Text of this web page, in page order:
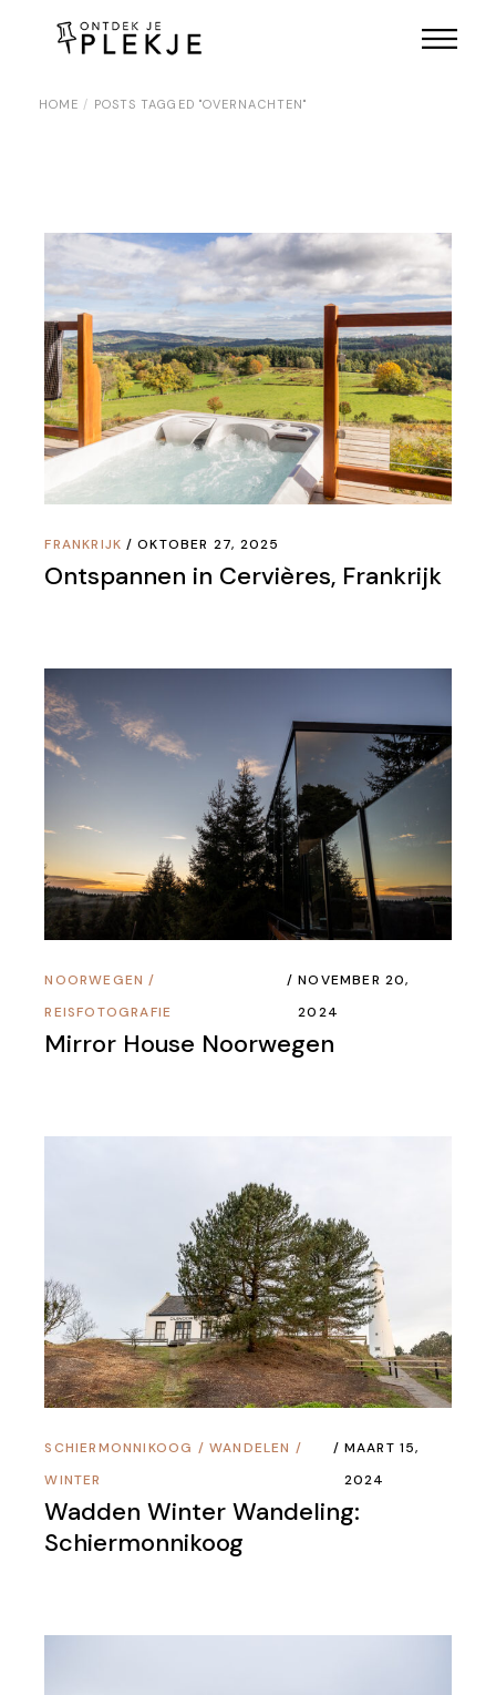
HOME POSTS TAGGED "OVERNACHTEN"
FRANKRIJK OKTOBER 27, 2025
Ontspannen in Cervières, Frankrijk
NOORWEGEN /
REISFOTOGRAFIE
NOVEMBER 20,
2024
Mirror House Noorwegen
SCHIERMONNIKOOG / WANDELEN /
WINTER
MAART 15,
2024
Wadden Winter Wandeling:
Schiermonnikoog